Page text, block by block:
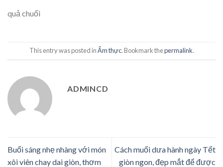
quả chuối
This entry was posted inẨm thực. Bookmark thepermalink.
ADMINCD
Buổi sáng nhẹ nhàng với món
xôi viên chay dai giòn, thơm
Cách muối dưa hành ngày Tết
giòn ngon, đẹp mắt để được